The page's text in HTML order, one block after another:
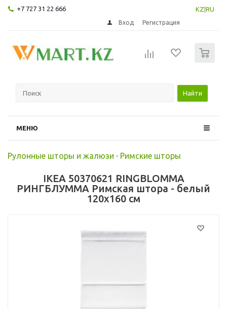
+7 727 31 22 666 KZ RU
Вход Регистрация
Найти
МЕНЮ
Рулонные шторы и жалюзи - Римские шторы
IKEA 50370621 RINGBLOMMA
РИНГБЛУММА Римская штора - белый
120x160 см